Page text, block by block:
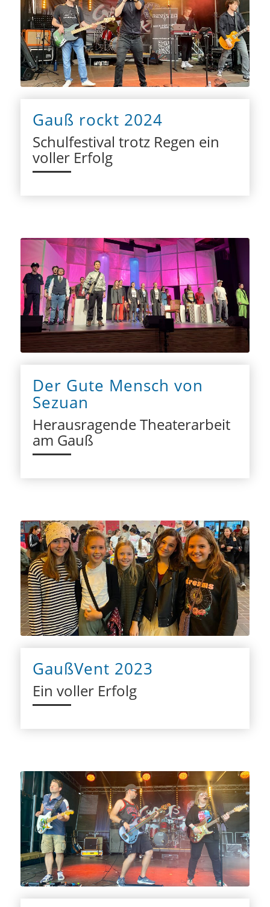
Gauß rockt 2024
Schulfestival trotz Regen ein
voller Erfolg
Der Gute Mensch von
Sezuan
Herausragende Theaterarbeit
am Gauß
GaußVent 2023
Ein voller Erfolg